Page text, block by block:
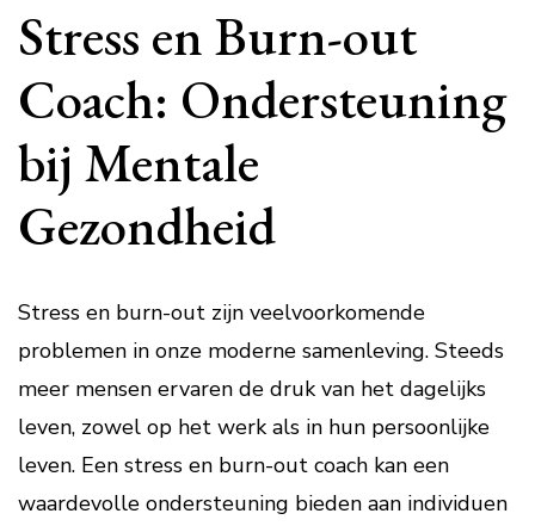
Stress en Burn-out
Coach: Ondersteuning
bij Mentale
Gezondheid
Stress en burn-out zijn veelvoorkomende
problemen in onze moderne samenleving. Steeds
meer mensen ervaren de druk van het dagelijks
leven, zowel op het werk als in hun persoonlijke
leven. Een stress en burn-out coach kan een
waardevolle ondersteuning bieden aan individuen